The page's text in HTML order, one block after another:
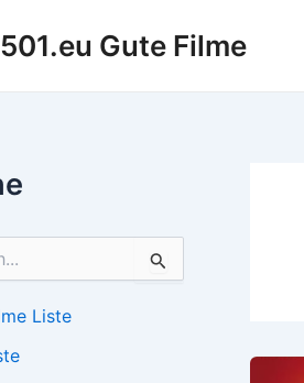
Gute Filme
Liste